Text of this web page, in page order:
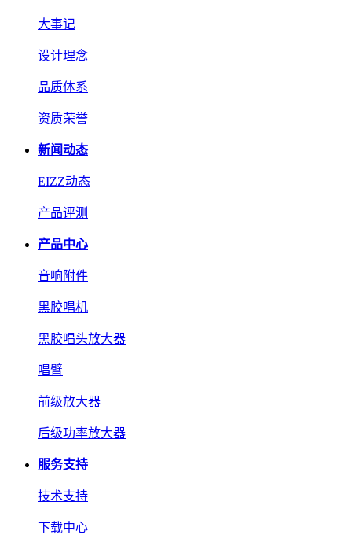
大事记
设计理念
品质体系
资质荣誉
新闻动态
EIZZ动态
产品评测
产品中心
音响附件
黑胶唱机
黑胶唱头放大器
唱臂
前级放大器
后级功率放大器
服务支持
技术支持
下载中心